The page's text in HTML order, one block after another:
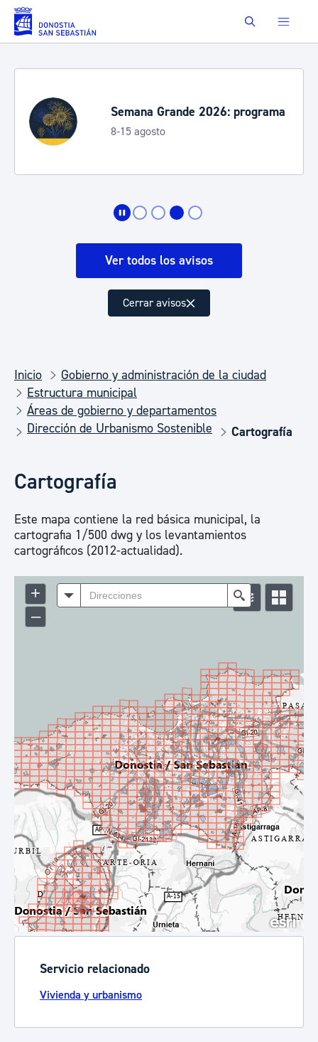
Saltar al contenido principal Buscar
Semana Grande 2026: programa
8-15 agosto
Ver todos los avisos
Cerrar avisos
Inicio
Gobierno y administración de la ciudad
Estructura municipal
Áreas de gobierno y departamentos
Dirección de Urbanismo Sostenible
Cartografía
Cartografía
Este mapa contiene la red básica municipal, la
cartografia 1/500 dwg y los levantamientos
cartográficos (2012-actualidad).
Servicio relacionado
Vivienda y urbanismo